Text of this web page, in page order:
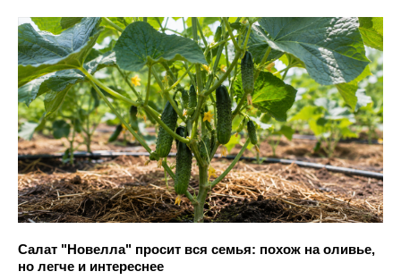
Салат "Новелла" просит вся семья: похож на оливье,
но легче и интереснее